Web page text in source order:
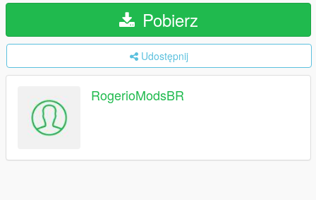
Pobierz
Udostępnij
RogerioModsBR